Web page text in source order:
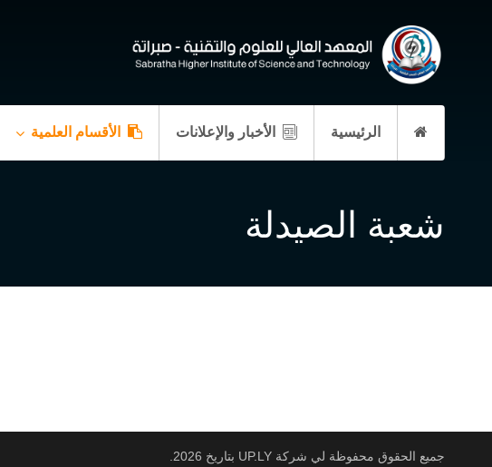
الرئيسية الأخبار والإعلانات الأقسام العلمية
شعبة الصيدلة
جميع الحقوق محفوظة لي شركة UP.LY بتاريخ 2026.